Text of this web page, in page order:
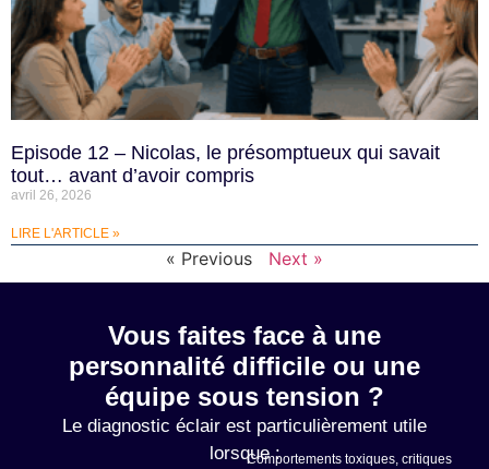
Episode 12 – Nicolas, le présomptueux qui savait
tout… avant d’avoir compris
avril 26, 2026
LIRE L'ARTICLE »
« Previous Next »
Vous faites face à une
personnalité difficile ou une
équipe sous tension ?
Le diagnostic éclair est particulièrement utile
lorsque :Comportements toxiques, critiques